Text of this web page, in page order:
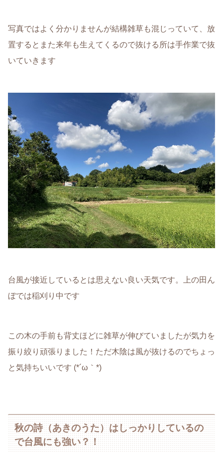
写真ではよく分かりませんが結構雑草も混じっていて、放
置するとまた来年も生えてくるので抜ける所は手作業で抜
いていきます
台風が接近しているとは思えない良い天気です。上の田ん
ぼでは稲刈り中です
この木の手前も背丈ほどに雑草が伸びていましたが気力を
振り絞り頑張りました！ただ木陰は風が抜けるのでちょっ
と気持ちいいです (*´ω｀*)
秋の詩（あきのうた）はしっかりしているの
で台風にも強い？！